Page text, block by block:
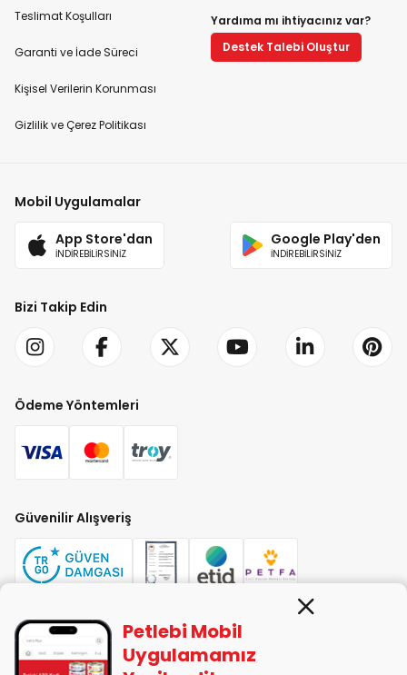
Teslimat Koşulları
Garanti ve İade Süreci
Kişisel Verilerin Korunması
Gizlilik ve Çerez Politikası
Yardıma mı ihtiyacınız var?
Destek Talebi Oluştur
Mobil Uygulamalar
App Store'dan
İNDİREBİLİRSİNİZ
Google Play'den
İNDİREBİLİRSİNİZ
Bizi Takip Edin
Ödeme Yöntemleri
Güvenilir Alışveriş
PETLEBİ EVCİL HAYVAN ÜRÜNLERİ PAZ. SAN. TİC. LTD. ŞTİ. Alaşarköy Mah.
1. Alaşar Cad. No: 9 Osmangazi/Bursa
Petlebi Mobil
Uygulamamız